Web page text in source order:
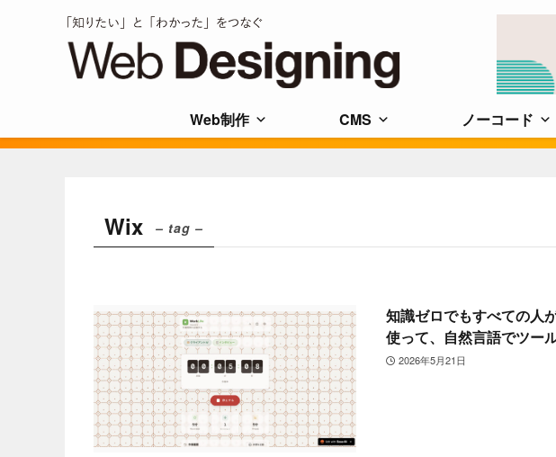
Web制作 CMS ノーコード
Wix – tag –
知識ゼロでもすべての人
使って、自然言語でツー
2026年5月21日